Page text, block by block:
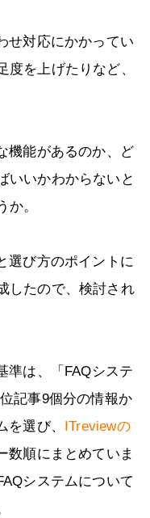
せ対応にかかってい
を上げたりなど、
機能があるのか、ど
いいかわからないと
か。
選び方のポイントに
したので、検討され
準は、「FAQシステ
記事9個分の情報か
を選び、
ITreviewの
数順にまとめていま
システムについて